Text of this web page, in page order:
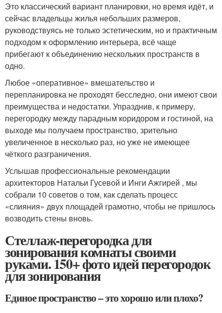
Это классический вариант планировки, но время идёт, и
сейчас владельцы жилья небольших размеров,
руководствуясь не только эстетическим, но и практичным
подходом к оформлению интерьера, всё чаще
прибегают к объединению нескольких пространств в
одно.
Любое «оперативное» вмешательство и
перепланировка не проходят бесследно, они имеют свои
преимущества и недостатки. Упразднив, к примеру,
перегородку между парадным коридором и гостиной, на
выходе мы получаем пространство, зрительно
увеличенное в несколько раз, но уже не имеющее
чёткого разграничения.
Услышав профессиональные рекомендации
архитекторов Натальи Гусевой и Инги Ажгирей , мы
собрали 10 советов о том, как сделать процесс
«слияния» двух площадей грамотно, чтобы не пришлось
возводить стены вновь.
Стеллаж-перегородка для
зонирования комнаты своими
руками. 150+ фото идей перегородок
для зонирования
Единое пространство – это хорошо или плохо?